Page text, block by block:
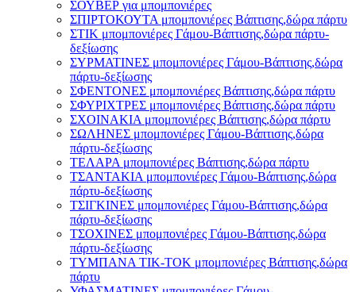
ΣΟΥΒΕΡ για μπομπονιέρες
ΣΠΙΡΤΟΚΟΥΤΑ μπομπονιέρες Βάπτισης,δώρα πάρτυ
ΣΤΙΚ μπομπονιέρες Γάμου-Βάπτισης,δώρα πάρτυ-
δεξίωσης
ΣΥΡΜΑΤΙΝΕΣ μπομπονιέρες Γάμου-Βάπτισης,δώρα
πάρτυ-δεξίωσης
ΣΦΕΝΤΟΝΕΣ μπομπονιέρες Βάπτισης,δώρα πάρτυ
ΣΦΥΡΙΧΤΡΕΣ μπομπονιέρες Βάπτισης,δώρα πάρτυ
ΣΧΟΙΝΑΚΙΑ μπομπονιέρες Βάπτισης,δώρα πάρτυ
ΣΩΛΗΝΕΣ μπομπονιέρες Γάμου-Βάπτισης,δώρα
πάρτυ-δεξίωσης
ΤΕΛΑΡΑ μπομπονιέρες Βάπτισης,δώρα πάρτυ
ΤΣΑΝΤΑΚΙΑ μπομπονιέρες Γάμου-Βάπτισης,δώρα
πάρτυ-δεξίωσης
ΤΣΙΓΚΙΝΕΣ μπομπονιέρες Γάμου-Βάπτισης,δώρα
πάρτυ-δεξίωσης
ΤΣΟΧΙΝΕΣ μπομπονιέρες Γάμου-Βάπτισης,δώρα
πάρτυ-δεξίωσης
ΤΥΜΠΑΝΑ ΤΙΚ-ΤΟΚ μπομπονιέρες Βάπτισης,δώρα
πάρτυ